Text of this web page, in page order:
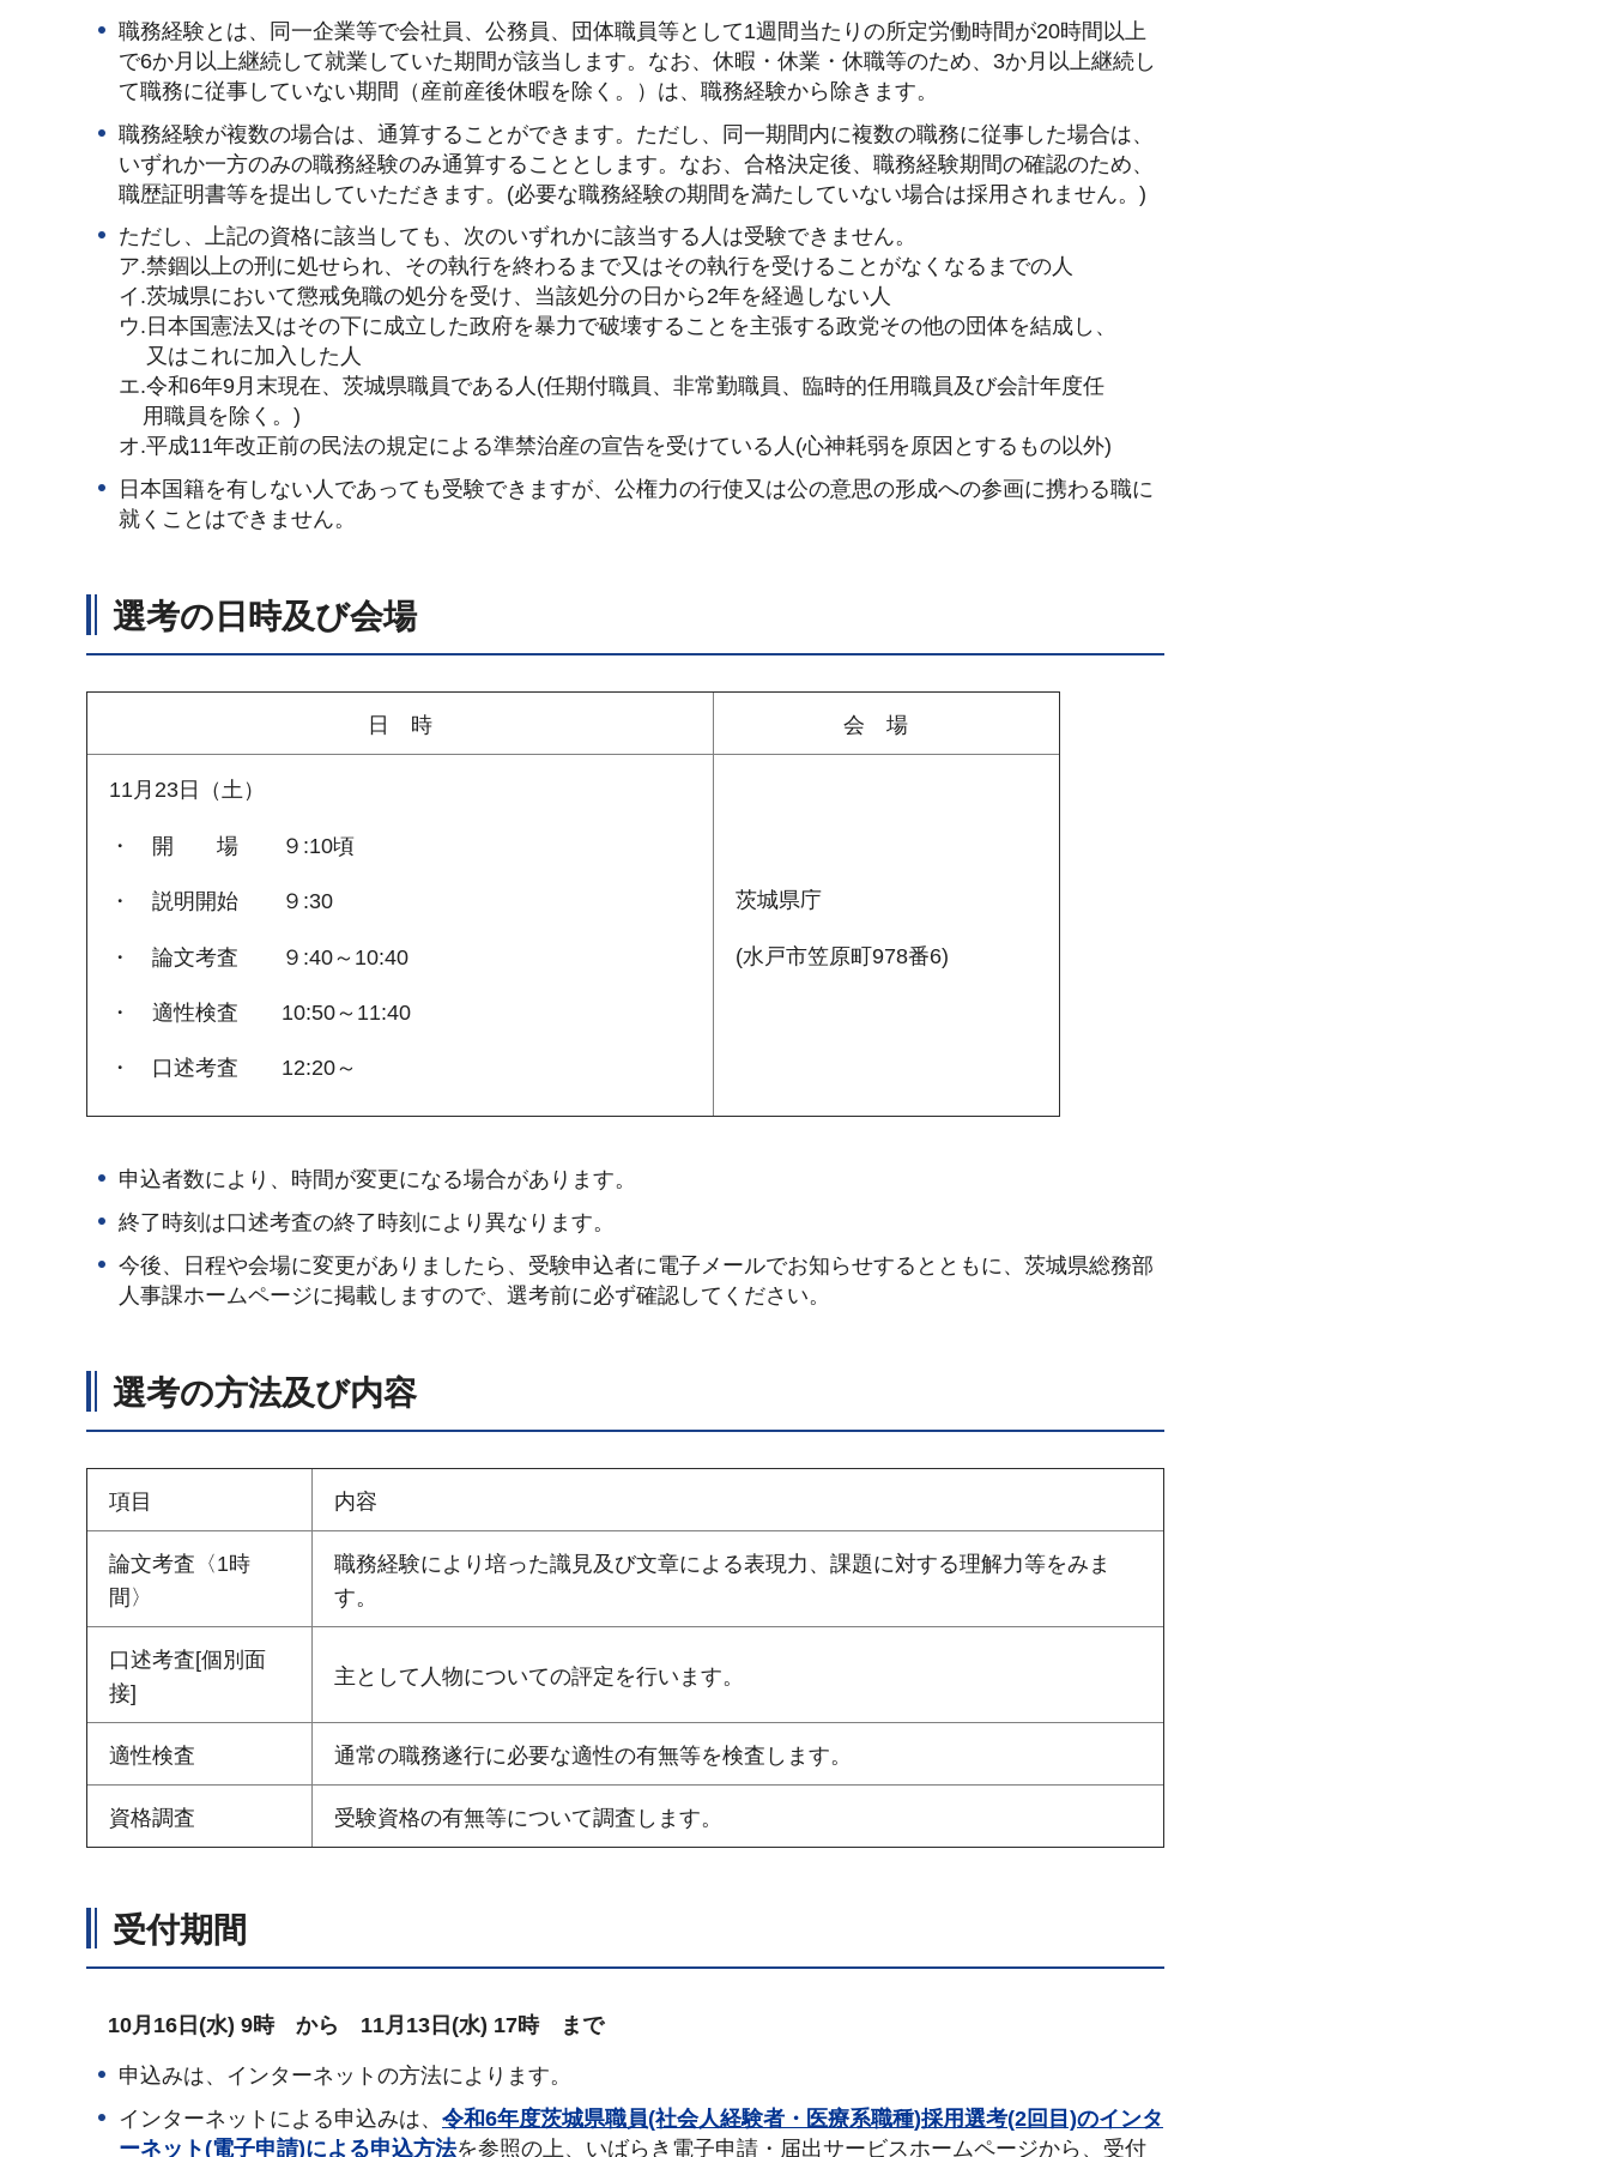
職務経験とは、同一企業等で会社員、公務員、団体職員等として1週間当たりの所定労働時間が20時間以上
で6か月以上継続して就業していた期間が該当します。なお、休暇・休業・休職等のため、3か月以上継続し
て職務に従事していない期間（産前産後休暇を除く。）は、職務経験から除きます。
職務経験が複数の場合は、通算することができます。ただし、同一期間内に複数の職務に従事した場合は、
いずれか一方のみの職務経験のみ通算することとします。なお、合格決定後、職務経験期間の確認のため、
職歴証明書等を提出していただきます。(必要な職務経験の期間を満たしていない場合は採用されません。)
ただし、上記の資格に該当しても、次のいずれかに該当する人は受験できません。
ア.禁錮以上の刑に処せられ、その執行を終わるまで又はその執行を受けることがなくなるまでの人
イ.茨城県において懲戒免職の処分を受け、当該処分の日から2年を経過しない人
ウ.日本国憲法又はその下に成立した政府を暴力で破壊することを主張する政党その他の団体を結成し、
又はこれに加入した人
エ.令和6年9月末現在、茨城県職員である人(任期付職員、非常勤職員、臨時的任用職員及び会計年度任
用職員を除く。)
オ.平成11年改正前の民法の規定による準禁治産の宣告を受けている人(心神耗弱を原因とするもの以外)
日本国籍を有しない人であっても受験できますが、公権力の行使又は公の意思の形成への参画に携わる職に
就くことはできません。
選考の日時及び会場
日 時 会 場
11月23日（土）
・ 開 場 ９:10頃
・ 説明開始 ９:30
・ 論文考査 ９:40～10:40
・ 適性検査 10:50～11:40
・ 口述考査 12:20～
茨城県庁
(水戸市笠原町978番6)
申込者数により、時間が変更になる場合があります。
終了時刻は口述考査の終了時刻により異なります。
今後、日程や会場に変更がありましたら、受験申込者に電子メールでお知らせするとともに、茨城県総務部
人事課ホームページに掲載しますので、選考前に必ず確認してください。
選考の方法及び内容
項目 内容
論文考査〈1時
間〉
職務経験により培った識見及び文章による表現力、課題に対する理解力等をみま
す。
口述考査[個別面
接]
主として人物についての評定を行います。
適性検査 通常の職務遂行に必要な適性の有無等を検査します。
資格調査 受験資格の有無等について調査します。
受付期間
10月16日(水) 9時 から 11月13日(水) 17時 まで
申込みは、インターネットの方法によります。
インターネットによる申込みは、 令和6年度茨城県職員(社会人経験者・医療系職種)採用選考(2回目)のインタ
ーネット(電子申請)による申込方法を参照の上、いばらき電子申請・届出サービスホームページから、受付